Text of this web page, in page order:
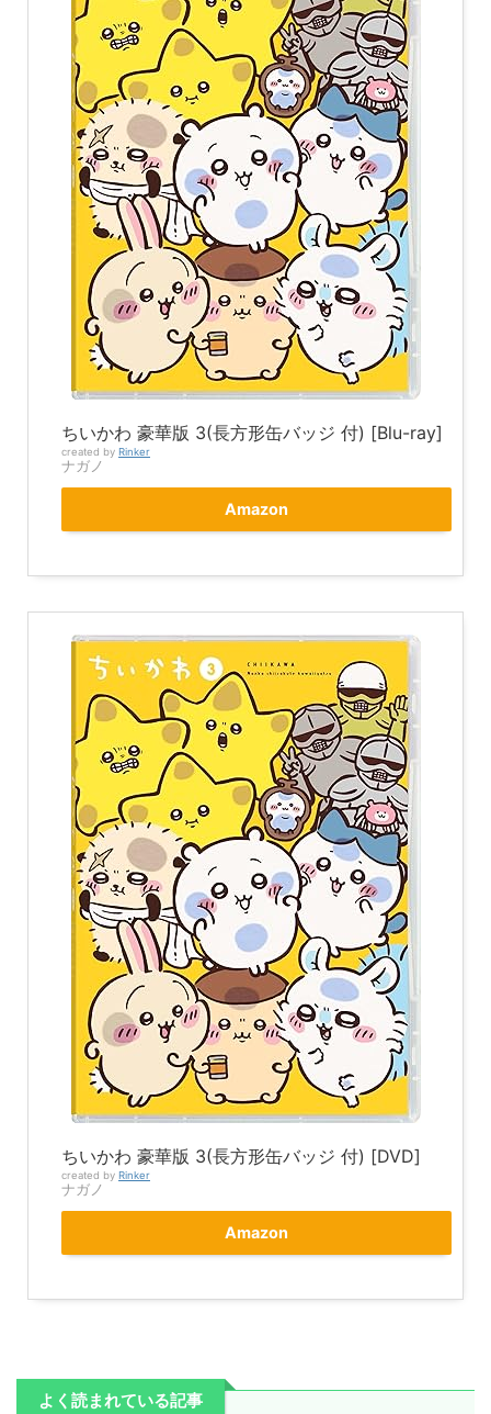
ちいかわ 豪華版 3(長方形缶バッジ 付) [Blu-ray]
created by Rinker
ナガノ
Amazon
ちいかわ 豪華版 3(長方形缶バッジ 付) [DVD]
created by Rinker
ナガノ
Amazon
よく読まれている記事